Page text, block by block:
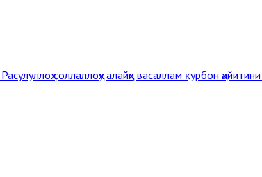
Расулуллоҳ соллаллоҳу алайҳи васаллам қурбон